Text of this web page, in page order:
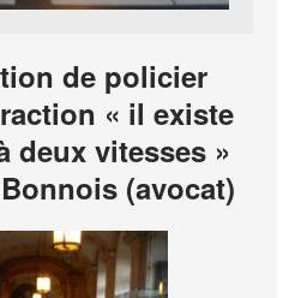
de policier
« il existe
deux vitesses »
(avocat)